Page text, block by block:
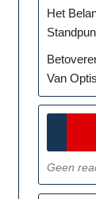
Het
Van
Geen